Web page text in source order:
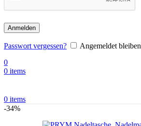
Anmelden
Passwort vergessen?
Angemeldet bleiben
0
0 items
0 items
-34%